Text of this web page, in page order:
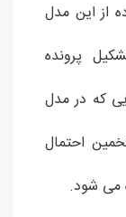
از این مدل
پرونده
که در مدل
احتمال
می شود.